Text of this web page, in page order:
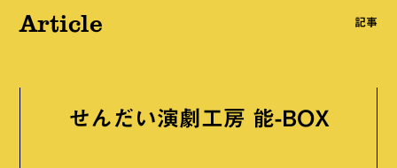
Article 記事
せんだい演劇工房 能-BOX